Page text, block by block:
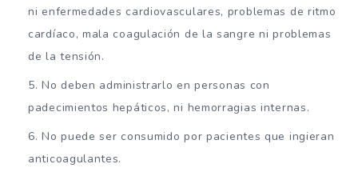
ni enfermedades cardiovasculares, problemas de ritmo
cardíaco, mala coagulación de la sangre ni problemas
de la tensión.
No deben administrarlo en personas con
padecimientos hepáticos, ni hemorragias internas.
No puede ser consumido por pacientes que ingieran
anticoagulantes.